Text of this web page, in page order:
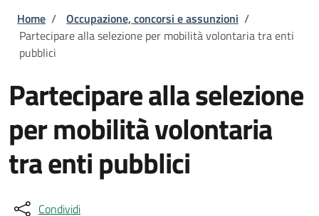
Briciole di pane
Home / Occupazione, concorsi e assunzioni /
Partecipare alla selezione per mobilità volontaria tra enti
pubblici
Partecipare alla selezione
per mobilità volontaria
tra enti pubblici
Condividi